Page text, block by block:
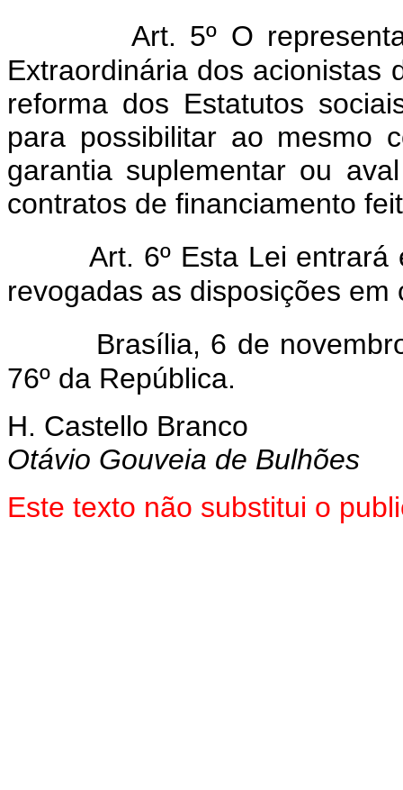
Art. 5º O
Extraordinária dos acionistas
reforma dos Estatutos
para possibilitar ao mesmo
garantia suplementar ou
contratos de financiamento
Art. 6º Esta Lei entrará
revogadas as disposições em
Brasília, 6 de
76º da República.
H. Castello Branco
Otávio Gouveia de Bulhões
Este texto não substitui o